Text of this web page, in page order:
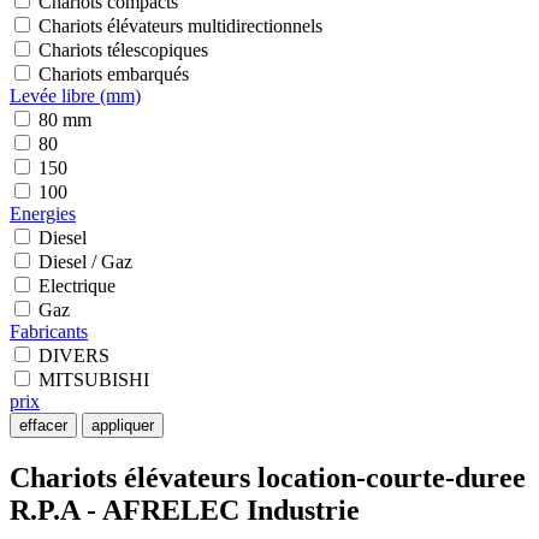
Chariots élévateurs multidirectionnels
Chariots télescopiques
Chariots embarqués
Levée libre (mm)
80 mm
80
150
100
Energies
Diesel
Diesel / Gaz
Electrique
Gaz
Fabricants
DIVERS
MITSUBISHI
prix
effacer appliquer
Chariots élévateurs location-courte-duree
R.P.A - AFRELEC Industrie